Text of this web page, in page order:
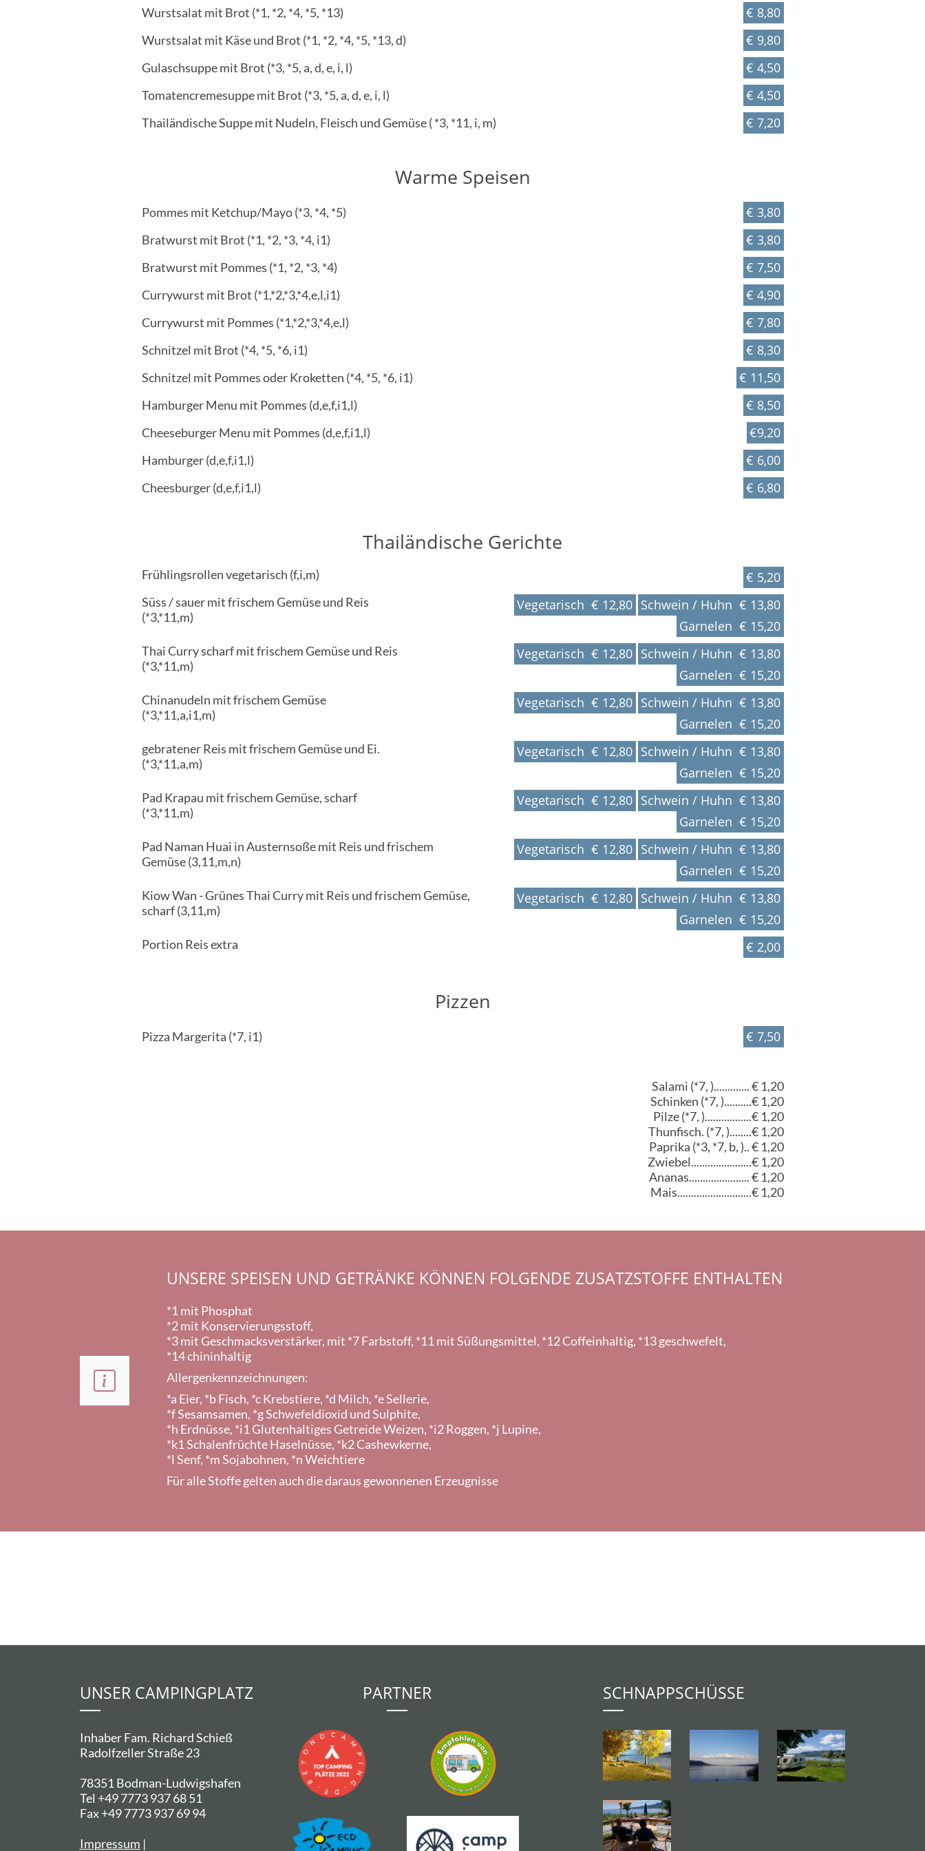
Wurstsalat mit Brot (*1, *2, *4, *5, *13) € 8,80
Wurstsalat mit Käse und Brot (*1, *2, *4, *5, *13, d) € 9,80
Gulaschsuppe mit Brot (*3, *5, a, d, e, i, l) € 4,50
Tomatencremesuppe mit Brot (*3, *5, a, d, e, i, l) € 4,50
Thailändische Suppe mit Nudeln, Fleisch und Gemüse ( *3, *11, i, m) € 7,20
Warme Speisen
Pommes mit Ketchup/Mayo (*3, *4, *5) € 3,80
Bratwurst mit Brot (*1, *2, *3, *4, i1) € 3,80
Bratwurst mit Pommes (*1, *2, *3, *4) € 7,50
Currywurst mit Brot (*1,*2,*3,*4,e,l,i1) € 4,90
Currywurst mit Pommes (*1,*2,*3,*4,e,l) € 7,80
Schnitzel mit Brot (*4, *5, *6, i1) € 8,30
Schnitzel mit Pommes oder Kroketten (*4, *5, *6, i1) € 11,50
Hamburger Menu mit Pommes (d,e,f,i1,l) € 8,50
Cheeseburger Menu mit Pommes (d,e,f,i1,l) €9,20
Hamburger (d,e,f,i1,l) € 6,00
Cheesburger (d,e,f,i1,l) € 6,80
Thailändische Gerichte
Frühlingsrollen vegetarisch (f,i,m) € 5,20
Süss / sauer mit frischem Gemüse und Reis
(*3,*11,m)
Vegetarisch € 12,80 Schwein / Huhn € 13,80
Garnelen € 15,20
Thai Curry scharf mit frischem Gemüse und Reis
(*3,*11,m)
Vegetarisch € 12,80 Schwein / Huhn € 13,80
Garnelen € 15,20
Chinanudeln mit frischem Gemüse
(*3,*11,a,i1,m)
Vegetarisch € 12,80 Schwein / Huhn € 13,80
Garnelen € 15,20
gebratener Reis mit frischem Gemüse und Ei.
(*3,*11,a,m)
Vegetarisch € 12,80 Schwein / Huhn € 13,80
Garnelen € 15,20
Pad Krapau mit frischem Gemüse, scharf
(*3,*11,m)
Vegetarisch € 12,80 Schwein / Huhn € 13,80
Garnelen € 15,20
Pad Naman Huai in Austernsoße mit Reis und frischem
Gemüse (3,11,m,n)
Vegetarisch € 12,80 Schwein / Huhn € 13,80
Garnelen € 15,20
Kiow Wan - Grünes Thai Curry mit Reis und frischem Gemüse,
scharf (3,11,m)
Vegetarisch € 12,80 Schwein / Huhn € 13,80
Garnelen € 15,20
Portion Reis extra € 2,00
Pizzen
Pizza Margerita (*7, i1) € 7,50
Salami (*7, )............. € 1,20
Schinken (*7, )..........€ 1,20
Pilze (*7, ).................€ 1,20
Thunfisch. (*7, )........€ 1,20
Paprika (*3, *7, b, ).. € 1,20
Zwiebel......................€ 1,20
Ananas...................... € 1,20
Mais...........................€ 1,20
UNSERE SPEISEN UND GETRÄNKE KÖNNEN FOLGENDE ZUSATZSTOFFE ENTHALTEN
*1 mit Phosphat
*2 mit Konservierungsstoff,
*3 mit Geschmacksverstärker, mit *7 Farbstoff, *11 mit Süßungsmittel, *12 Coffeinhaltig, *13 geschwefelt,
*14 chininhaltig
Allergenkennzeichnungen:
*a Eier, *b Fisch, *c Krebstiere, *d Milch, *e Sellerie,
*f Sesamsamen, *g Schwefeldioxid und Sulphite,
*h Erdnüsse, *i1 Glutenhaltiges Getreide Weizen, *i2 Roggen, *j Lupine,
*k1 Schalenfrüchte Haselnüsse, *k2 Cashewkerne,
*l Senf, *m Sojabohnen, *n Weichtiere
Für alle Stoffe gelten auch die daraus gewonnenen Erzeugnisse
UNSER CAMPINGPLATZ
Inhaber Fam. Richard Schieß
Radolfzeller Straße 23
78351 Bodman-Ludwigshafen
Tel +49 7773 937 68 51
Fax +49 7773 937 69 94
Impressum |
PARTNER SCHNAPPSCHÜSSE